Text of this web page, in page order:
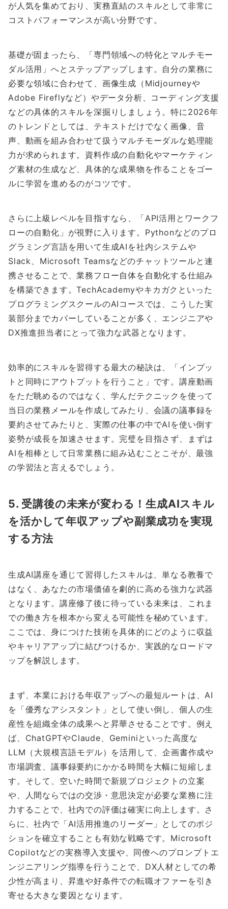
が人気を集めており、実務直結のスキルとして非常に
コストパフォーマンスが高い分野です。
基礎が固まったら、「専門領域への特化とマルチモー
ダル活用」へとステップアップします。自分の業務に
必要な領域に合わせて、画像生成（Midjourneyや
Adobe Fireflyなど）やデータ分析、コーディング支援
などの具体的スキルを深掘りしましょう。特に2026年
のトレンドとしては、テキストだけでなく画像、音
声、動画を組み合わせて扱うマルチモーダルな処理能
力が求められます。資料作成の自動化やマーケティン
グ素材の生成など、具体的な成果物を作ることをゴー
ルに学習を進めるのがコツです。
さらに上級レベルを目指すなら、「API活用とワークフ
ローの自動化」が視野に入ります。Pythonなどのプロ
グラミング言語を用いて生成AIを社内システムや
Slack、Microsoft Teamsなどのチャットツールと連
携させることで、業務フロー自体を自動化する仕組み
を構築できます。TechAcademyやキカガクといった
プログラミングスクールのAIコースでは、こうした実
装部分までカバーしていることが多く、エンジニアや
DX推進担当者にとって強力な武器となります。
効率的にスキルを習得する最大の秘訣は、「インプッ
トと同時にアウトプットを行うこと」です。講座動画
をただ眺めるのではなく、学んだテクニックを使って
当日の業務メールを作成してみたり、会議の議事録を
要約させてみたりと、実際の仕事の中でAIを使い倒す
姿勢が成長を加速させます。完璧を目指さず、まずは
AIを相棒として日常業務に組み込むことこそが、最強
の学習法と言えるでしょう。
5. 受講後の未来が変わる！生成AIスキル
を活かして年収アップや副業成功を実現
する方法
生成AI講座を通じて習得したスキルは、単なる教養で
はなく、あなたの市場価値を劇的に高める強力な武器
となります。講座修了後に待っている未来は、これま
での働き方を根本から変える可能性を秘めています。
ここでは、身につけた技術を具体的にどのように収益
やキャリアアップに結びつけるか、実践的なロードマ
ップを解説します。
まず、本業における年収アップへの最短ルートは、AI
を「優秀なアシスタント」として使い倒し、個人の生
産性を組織全体の成果へと昇華させることです。例え
ば、ChatGPTやClaude、Geminiといった高度な
LLM（大規模言語モデル）を活用して、企画書作成や
市場調査、議事録要約にかかる時間を大幅に短縮しま
す。そして、空いた時間で新規プロジェクトの立案
や、人間ならではの交渉・意思決定が必要な業務に注
力することで、社内での評価は確実に向上します。さ
らに、社内で「AI活用推進のリーダー」としてのポジ
ションを確立することも有効な戦略です。Microsoft
Copilotなどの実務導入支援や、同僚へのプロンプトエ
ンジニアリング指導を行うことで、DX人材としての希
少性が高まり、昇進や好条件での転職オファーを引き
寄せる大きな要因となります。